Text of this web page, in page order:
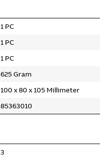
1 PC
1 PC
1 PC
625 Gram
100 x 80 x 105 Millimeter
85363010
3